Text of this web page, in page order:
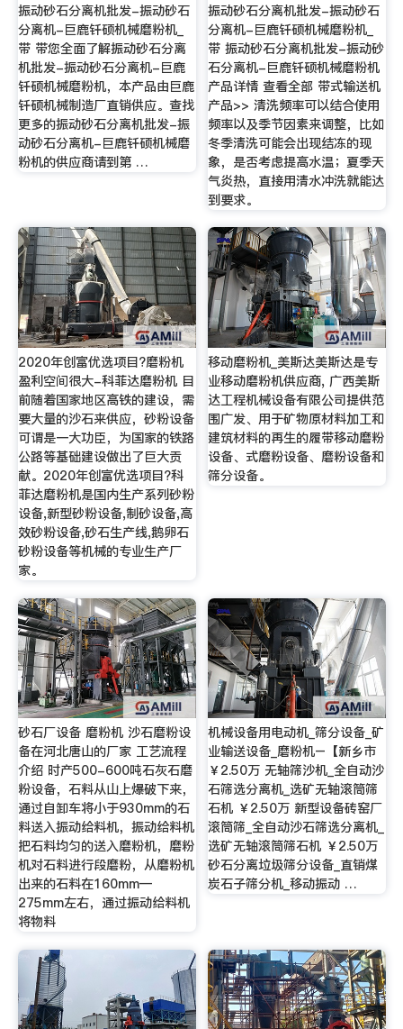
振动砂石分离机批发-振动砂石
分离机-巨鹿钎硕机械磨粉机_
带 带您全面了解振动砂石分离
机批发-振动砂石分离机-巨鹿
钎硕机械磨粉机，本产品由巨鹿
钎硕机械制造厂直销供应。查找
更多的振动砂石分离机批发-振
动砂石分离机-巨鹿钎硕机械磨
粉机的供应商请到第 …
振动砂石分离机批发-振动砂石
分离机-巨鹿钎硕机械磨粉机_
带 振动砂石分离机批发-振动砂
石分离机-巨鹿钎硕机械磨粉机
产品详情 查看全部 带式输送机
产品>> 清洗频率可以结合使用
频率以及季节因素来调整，比如
冬季清洗可能会出现结冻的现
象，是否考虑提高水温；夏季天
气炎热，直接用清水冲洗就能达
到要求。
2020年创富优选项目?磨粉机
盈利空间很大-科菲达磨粉机 目
前随着国家地区高铁的建设，需
要大量的沙石来供应，砂粉设备
可谓是一大功臣，为国家的铁路
公路等基础建设做出了巨大贡
献。2020年创富优选项目?科
菲达磨粉机是国内生产系列砂粉
设备,新型砂粉设备,制砂设备,高
效砂粉设备,砂石生产线,鹅卵石
砂粉设备等机械的专业生产厂
家。
移动磨粉机_美斯达美斯达是专
业移动磨粉机供应商, 广西美斯
达工程机械设备有限公司提供范
围广发、用于矿物原材料加工和
建筑材料的再生的履带移动磨粉
设备、式磨粉设备、磨粉设备和
筛分设备。
砂石厂设备 磨粉机 沙石磨粉设
备在河北唐山的厂家 工艺流程
介绍 时产500-600吨石灰石磨
粉设备，石料从山上爆破下来，
通过自卸车将小于930mm的石
料送入振动给料机，振动给料机
把石料均匀的送入磨粉机，磨粉
机对石料进行段磨粉，从磨粉机
出来的石料在160mm—
275mm左右，通过振动给料机
将物料
机械设备用电动机_筛分设备_矿
业输送设备_磨粉机–【新乡市
￥2.50万 无轴筛沙机_全自动沙
石筛选分离机_选矿无轴滚筒筛
石机 ￥2.50万 新型设备砖窑厂
滚筒筛_全自动沙石筛选分离机_
选矿无轴滚筒筛石机 ￥2.50万
砂石分离垃圾筛分设备_直销煤
炭石子筛分机_移动振动 …